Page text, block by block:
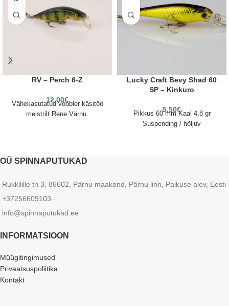
RV – Perch 6-Z
12.00€
Vähekasutatud voobler käsitöö
meistrilt Rene Värnu.
Lucky Craft Bevy Shad 60
SP – Kinkuro
5.50€
Pikkus 60 mm Kaal 4,8 gr
Suspending / hõljuv
OÜ SPINNAPUTUKAD
Rukkilille tn 3, 86602, Pärnu maakond, Pärnu linn, Paikuse alev, Eesti
+37256609103
info@spinnaputukad.ee
INFORMATSIOON
Müügitingimused
Privaatsuspoliitika
Kontakt